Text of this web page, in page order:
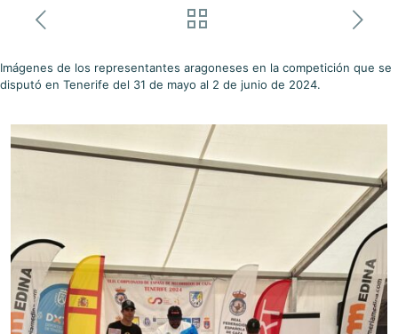
Imágenes de los representantes aragoneses en la competición que se
disputó en Tenerife del 31 de mayo al 2 de junio de 2024.